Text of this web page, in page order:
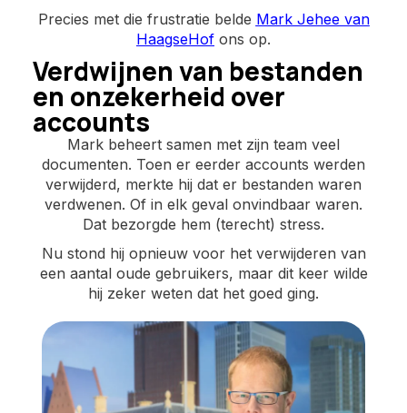
Precies met die frustratie belde Mark Jehee van
HaagseHof ons op.
Verdwijnen van bestanden
en onzekerheid over
accounts
Mark beheert samen met zijn team veel
documenten. Toen er eerder accounts werden
verwijderd, merkte hij dat er bestanden waren
verdwenen. Of in elk geval onvindbaar waren.
Dat bezorgde hem (terecht) stress.
Nu stond hij opnieuw voor het verwijderen van
een aantal oude gebruikers, maar dit keer wilde
hij zeker weten dat het goed ging.